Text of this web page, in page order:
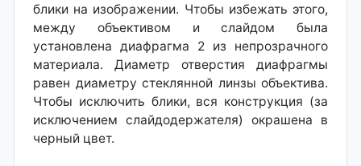
блики на изображении. Чтобы избежать этого,
между объективом и слайдом была
установлена диафрагма 2 из непрозрачного
материала. Диаметр отверстия диафрагмы
равен диаметру стеклянной линзы объектива.
Чтобы исключить блики, вся конструкция (за
исключением слайдодержателя) окрашена в
черный цвет.